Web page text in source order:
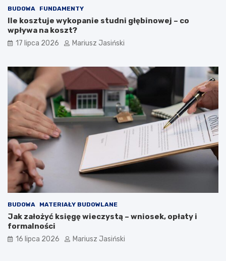
BUDOWA FUNDAMENTY
Ile kosztuje wykopanie studni głębinowej – co
wpływa na koszt?
17 lipca 2026 Mariusz Jasiński
BUDOWA MATERIAŁY BUDOWLANE
Jak założyć księgę wieczystą – wniosek, opłaty i
formalności
16 lipca 2026 Mariusz Jasiński